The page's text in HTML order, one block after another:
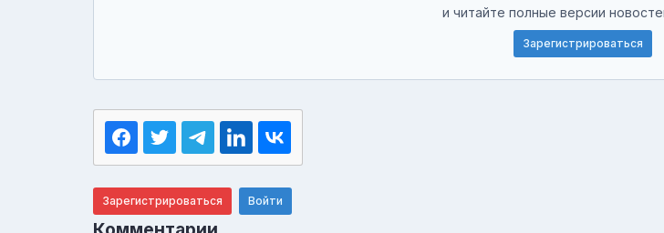
и читайте полные версии
Зарегистрироваться
Зарегистрироваться Войти